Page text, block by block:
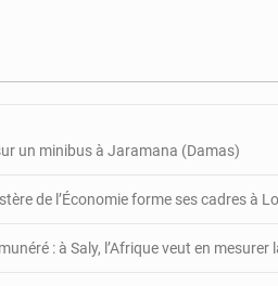
un minibus à Jaramana (Damas)
de l’Économie forme ses cadres à
: à Saly, l’Afrique veut en mesurer